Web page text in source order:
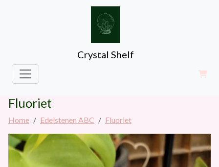
Crystal Shelf
Fluoriet
Home Edelstenen ABC Fluoriet